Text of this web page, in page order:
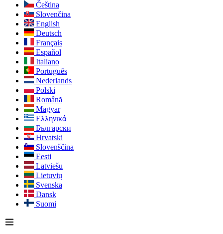
Čeština
Slovenčina
English
Deutsch
Français
Español
Italiano
Português
Nederlands
Polski
Română
Magyar
Ελληνικά
Български
Hrvatski
Slovenščina
Eesti
Latviešu
Lietuvių
Svenska
Dansk
Suomi